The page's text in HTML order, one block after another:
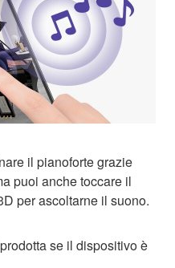
il pianoforte grazie
puoi anche toccare il
per ascoltarne il suono.
se il dispositivo è